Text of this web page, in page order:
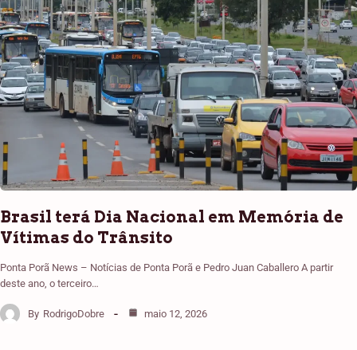
Brasil terá Dia Nacional em Memória de
Vítimas do Trânsito
Ponta Porã News – Notícias de Ponta Porã e Pedro Juan Caballero A partir
deste ano, o terceiro…
By RodrigoDobre maio 12, 2026